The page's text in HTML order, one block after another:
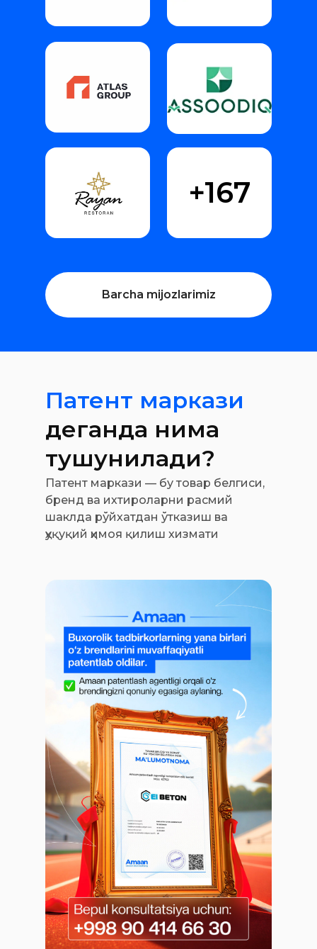
+167
Barcha mijozlarimiz
Патент маркази
деганда нима
тушунилади?
Патент маркази — бу товар белгиси,
бренд ва ихтироларни расмий
шаклда рўйхатдан ўтказиш ва
ҳуқуқий ҳимоя қилиш хизмати